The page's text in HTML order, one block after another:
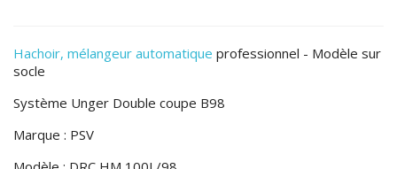
Hachoir, mélangeur automatique professionnel - Modèle sur
socle
Système Unger Double coupe B98
Marque : PSV